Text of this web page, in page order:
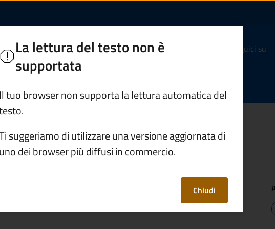
lavori edilizi |
Seguici su
Servizi Vivere Berzo Inferiore
Comunicare la fine dei lavori edilizi
dei lavori edilizi
La lettura del testo non è
supportata
Il tuo browser non supporta la lettura automatica del
suggeriamo di utilizzare una versione aggiornata di
uno dei browser più diffusi in commercio.
Chiudi